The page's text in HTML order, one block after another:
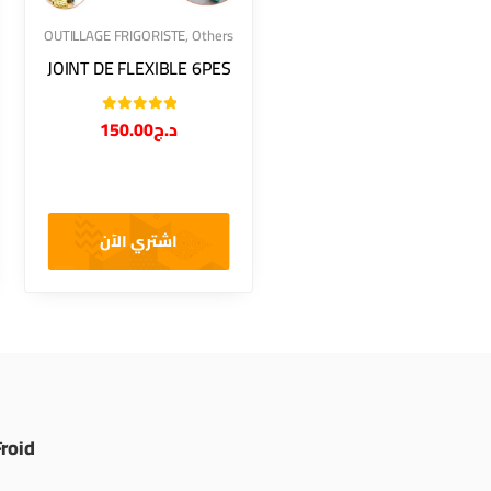
OUTILLAGE FRIGORISTE,Others
JOINT DE FLEXIBLE 6PES
Note5.00
sur 5د.ج150.00
اشتري الآن